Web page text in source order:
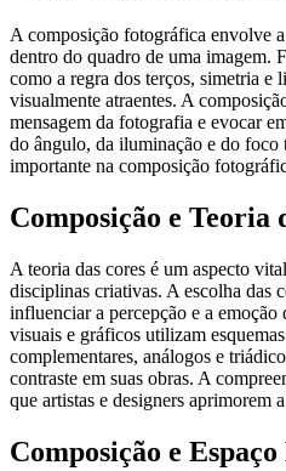
A composição fotográfica envolve
dentro do quadro de uma imagem.
como a regra dos terços, simetria e
visualmente atraentes. A
mensagem da fotografia e evocar
do ângulo, da iluminação e do foco
importante na composição
Composição e Teoria
A teoria das cores é um aspecto
disciplinas criativas. A escolha das
influenciar a percepção e a
visuais e gráficos utilizam
complementares, análogos e
contraste em suas obras. A
que artistas e designers aprimorem
Composição e